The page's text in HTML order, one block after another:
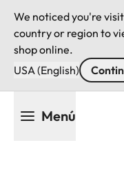
We noticed you're
country or region to
shop online.
USA (English)
Menú